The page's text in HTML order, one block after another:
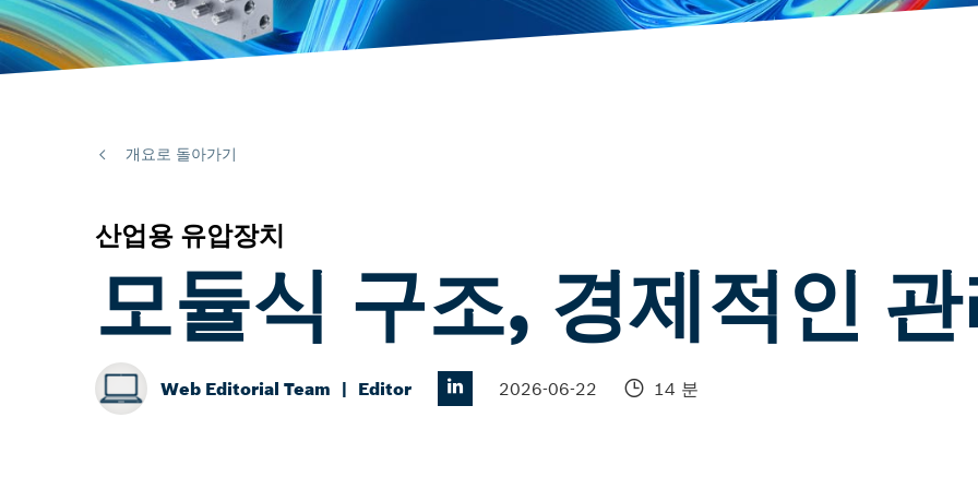
개요로 돌아가기
산업용 유압장치
모듈식 구조, 경제적인
Web Editorial Team Editor 2026-06-22 14 분